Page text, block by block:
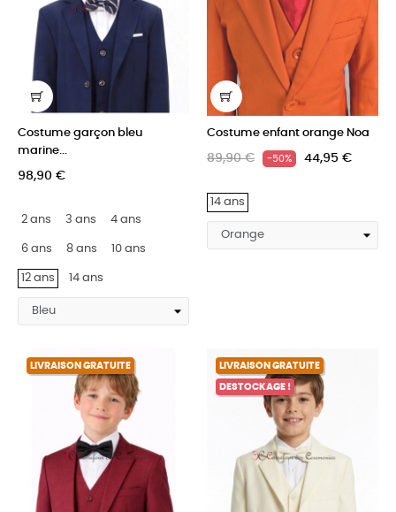
Costume garçon bleu
marine...
98,90 €
2 ans 3 ans 4 ans
6 ans 8 ans 10 ans
12 ans 14 ans
Costume enfant orange Noa
89,90 € -50% 44,95 €
14 ans
LIVRAISON GRATUITE LIVRAISON GRATUITE
DESTOCKAGE !